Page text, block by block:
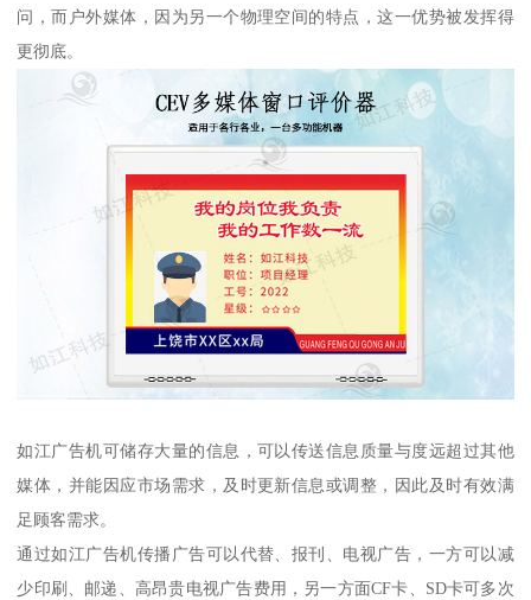
问，而户外媒体，因为另一个物理空间的特点，这一优势被发挥得
更彻底。
如江广告机可储存大量的信息，可以传送信息质量与度远超过其他
媒体，并能因应市场需求，及时更新信息或调整，因此及时有效满
足顾客需求。
通过如江广告机传播广告可以代替、报刊、电视广告，一方可以减
少印刷、邮递、高昂贵电视广告费用，另一方面CF卡、SD卡可多次